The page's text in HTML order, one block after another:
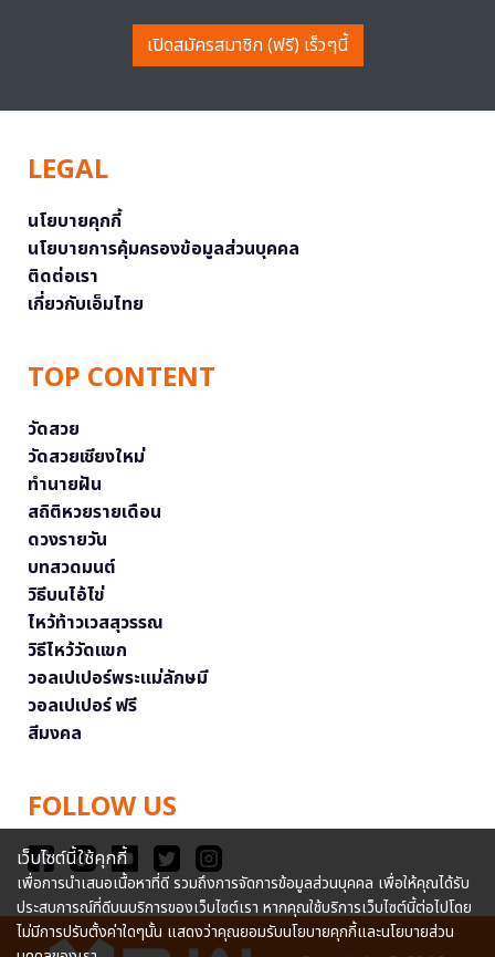
เปิดสมัครสมาชิก (ฟรี) เร็วๆนี้
LEGAL
นโยบายคุกกี้
นโยบายการคุ้มครองข้อมูลส่วนบุคคล
ติดต่อเรา
เกี่ยวกับเอ็มไทย
TOP CONTENT
วัดสวย
วัดสวยเชียงใหม่
ทำนายฝัน
สถิติหวยรายเดือน
ดวงรายวัน
บทสวดมนต์
วิธีบนไอ้ไข่
ไหว้ท้าวเวสสุวรรณ
วิธีไหว้วัดแขก
วอลเปเปอร์พระแม่ลักษมี
วอลเปเปอร์ ฟรี
สีมงคล
FOLLOW US
เว็บไซต์นี้ใช้คุกกี้
เพื่อการนำเสนอเนื้อหาที่ดี รวมถึงการจัดการข้อมูลส่วนบุคคล เพื่อให้คุณได้รับ
ประสบการณ์ที่ดีบนบริการของเว็บไซต์เรา หากคุณใช้บริการเว็บไซต์นี้ต่อไปโดย
ไม่มีการปรับตั้งค่าใดๆนั้น แสดงว่าคุณยอมรับนโยบายคุกกี้และนโยบายส่วน